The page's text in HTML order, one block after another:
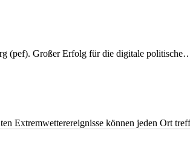
(pef). Großer Erfolg für die digitale
Extremwetterereignisse können jeden Ort